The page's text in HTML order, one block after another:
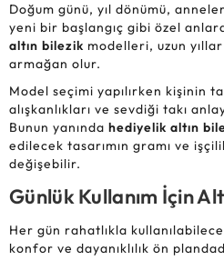
Doğum günü, yıl dönümü,
yeni bir başlangıç gibi özel
altın bilezik modelleri, uzun
armağan olur.
Model seçimi yapılırken kişinin
alışkanlıkları ve sevdiği takı
Bunun yanında hediyelik altın
edilecek tasarımın gramı ve
değişebilir.
Günlük Kullanım İçin
Her gün rahatlıkla
konfor ve dayanıklılık ön